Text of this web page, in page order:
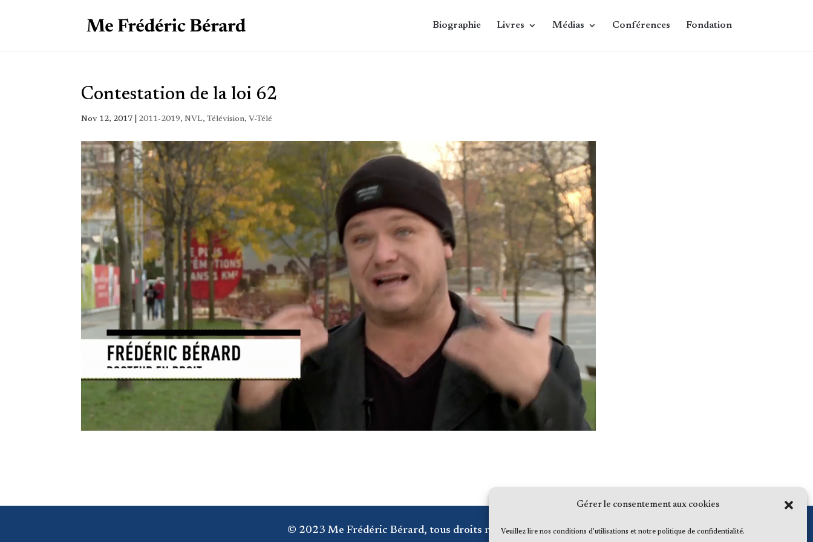
Gérer le consentement aux cookies
Veuillez lire nos conditions d'utilisations et notre politique de confidentialité.
Biographie Livres Médias Conférences Fondation
Contestation de la loi 62
Nov 12, 2017 2011-2019,NVL,Télévision, V-Télé
© 2023 Me Frédéric Bérard, tous droits réservés